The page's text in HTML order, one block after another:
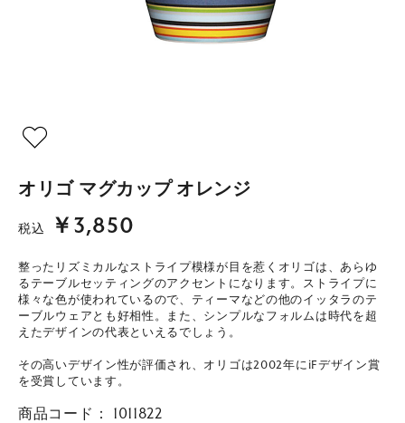
オリゴ マグカップ オレンジ
税込 ￥3,850
整ったリズミカルなストライプ模様が目を惹くオリゴは、あらゆ
るテーブルセッティングのアクセントになります。ストライプに
様々な色が使われているので、ティーマなどの他のイッタラのテ
ーブルウェアとも好相性。また、シンプルなフォルムは時代を超
えたデザインの代表といえるでしょう。
その高いデザイン性が評価され、オリゴは2002年にiFデザイン賞
を受賞しています。
商品コード： 1011822